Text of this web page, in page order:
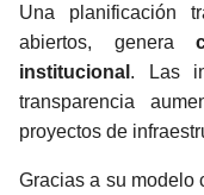
Una planificación
abiertos, genera
institucional . Las
transparencia
proyectos de
Gracias a su modelo